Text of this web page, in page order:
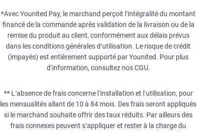
*Avec Younited Pay, le marchand perçoit l’intégralité du montant
financé de la commande après validation de la livraison ou de la
remise du produit au client, conformément aux délais prévus
dans les conditions générales d’utilisation. Le risque de crédit
(impayés) est entièrement supporté par Younited. Pour plus
d’information, consultez nos CGU.
** L’absence de frais concerne l’installation et l’utilisation, pour
les mensualités allant de 10 à 84 mois. Des frais seront appliqués
si le marchand souhaite offrir des taux réduits. Par ailleurs des
frais connexes peuvent s’appliquer et rester à la charge du